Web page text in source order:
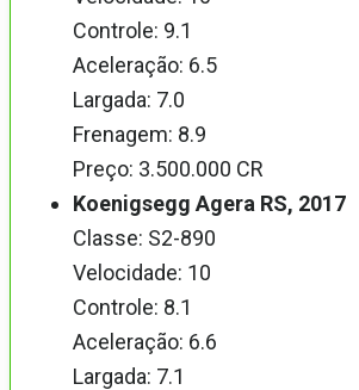
Controle: 9.1
Aceleração: 6.5
Largada: 7.0
Frenagem: 8.9
Preço: 3.500.000 CR
Koenigsegg Agera RS, 2017
Classe: S2-890
Velocidade: 10
Controle: 8.1
Aceleração: 6.6
Largada: 7.1